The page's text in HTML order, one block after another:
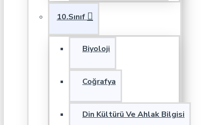
10.Sınıf
Biyoloji
Coğrafya
Din Kültürü Ve Ahlak Bilgisi